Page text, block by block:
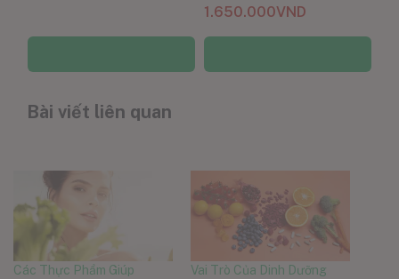
1.650.000VND
Bài viết liên quan
Các Thực Phẩm Giúp
Vai Trò Của Dinh Dưỡng